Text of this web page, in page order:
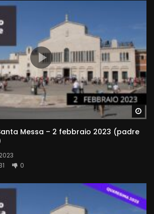
Messa – 2 febbraio 2023 (padre
0